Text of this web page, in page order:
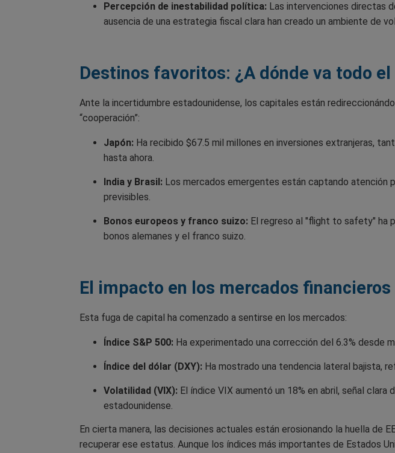
Percepción de inestabilidad política: Las intervenciones directas
ausencia de una estrategia fiscal clara han creado un ambiente de
Destinos favoritos: ¿A dónde va todo
Ante la incertidumbre estadounidense, los capitales están
“cooperación”:
Japón: Ha recibido $67.5 mil millones en inversiones extranjeras,
hasta ahora.
India y Brasil: Los mercados emergentes están captando
previsibles.
Bonos europeos y franco suizo: El regreso al "flight to safety" ha
bonos alemanes y el franco suizo.
El impacto en los mercados financieros
Esta fuga de capital ha comenzado a sentirse en los mercados:
Índice S&P 500: Ha experimentado una corrección del 6.3% desde
Índice del dólar (DXY): Ha mostrado una tendencia lateral bajista,
Volatilidad (VIX): El índice VIX aumentó un 18% en abril, señal
estadounidense.
En cierta manera, las decisiones actuales están erosionando la huella de
recuperar ese estatus. Aunque los índices más importantes de Estados